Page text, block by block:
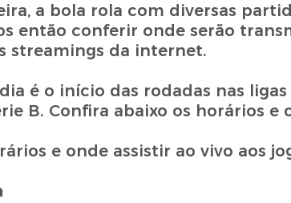
a bola rola com diversas
então conferir onde serão
streamings da internet.
é o início das rodadas nas
B. Confira abaixo os horários
e onde assistir ao vivo aos